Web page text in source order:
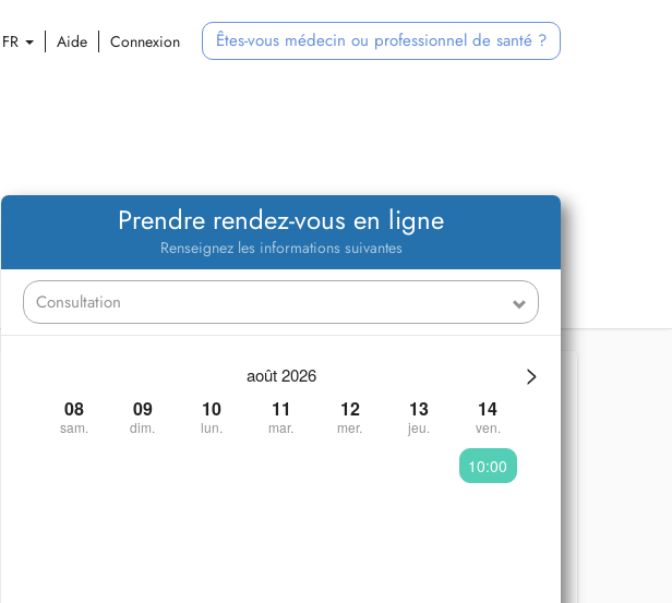
FR Aide Connexion Êtes-vous médecin ou professionnel de santé ?
Prendre rendez-vous en ligne
Renseignez les informations suivantes
>
août 2026
08
sam.
09
dim.
10
lun.
11
mar.
12
mer.
13
jeu.
14
ven.
10:00